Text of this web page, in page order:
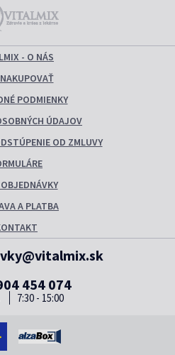
- O NÁS
PODMIENKY
ÚDAJOV
OD ZMLUVY
A PLATBA
454 074
7:30 - 15:00